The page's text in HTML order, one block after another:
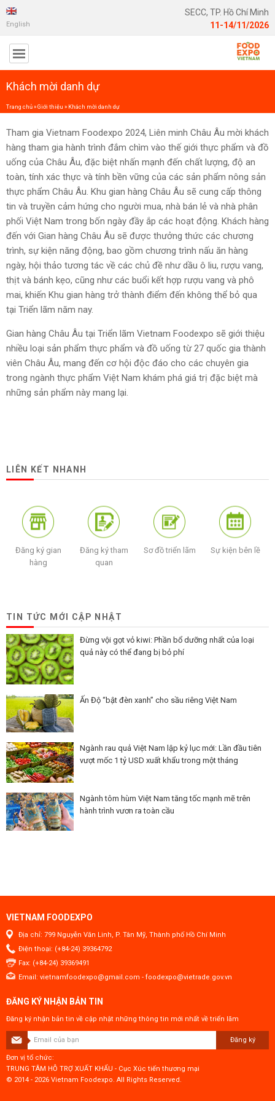
English
SECC, TP. Hồ Chí Minh
11-14/11/2026
Khách mời danh dự
Trang chủ»Giới thiệu » Khách mời danh dự
Tham gia Vietnam Foodexpo 2024, Liên minh Châu Âu mời khách
hàng tham gia hành trình đắm chìm vào thế giới thực phẩm và đồ
uống của Châu Âu, đặc biệt nhấn mạnh đến chất lượng, độ an
toàn, tính xác thực và tính bền vững của các sản phẩm nông sản
thực phẩm Châu Âu. Khu gian hàng Châu Âu sẽ cung cấp thông
tin và truyền cảm hứng cho người mua, nhà bán lẻ và nhà phân
phối Việt Nam trong bốn ngày đầy ắp các hoạt động. Khách hàng
đến với Gian hàng Châu Âu sẽ được thưởng thức các chương
trình, sự kiện năng động, bao gồm chương trình nấu ăn hàng
ngày, hội thảo tương tác về các chủ đề như dầu ô liu, rượu vang,
thịt và bánh kẹo, cũng như các buổi kết hợp rượu vang và phô
mai, khiến Khu gian hàng trở thành điểm đến không thể bỏ qua
tại Triển lãm năm nay.
Gian hàng Châu Âu tại Triển lãm Vietnam Foodexpo sẽ giới thiệu
nhiều loại sản phẩm thực phẩm và đồ uống từ 27 quốc gia thành
viên Châu Âu, mang đến cơ hội độc đáo cho các chuyên gia
trong ngành thực phẩm Việt Nam khám phá giá trị đặc biệt mà
những sản phẩm này mang lại.
LIÊN KẾT NHANH
Đăng ký gian
hàng
Đăng ký tham
quan
Sơ đồ triển lãm Sự kiện bên lề
TIN TỨC MỚI CẬP NHẬT
Đừng vội gọt vỏ kiwi: Phần bổ dưỡng nhất của loại
quả này có thể đang bị bỏ phí
Ấn Độ “bật đèn xanh” cho sầu riêng Việt Nam
Ngành rau quả Việt Nam lập kỷ lục mới: Lần đầu tiên
vượt mốc 1 tỷ USD xuất khẩu trong một tháng
Ngành tôm hùm Việt Nam tăng tốc mạnh mẽ trên
hành trình vươn ra toàn cầu
VIETNAM FOODEXPO
Địa chỉ: 799 Nguyễn Văn Linh, P. Tân Mỹ, Thành phố Hồ Chí Minh
Điện thoại: (+84-24) 39364792
Fax: (+84-24) 39369491
Email: vietnamfoodexpo@gmail.com - foodexpo@vietrade.gov.vn
ĐĂNG KÝ NHẬN BẢN TIN
Đăng ký nhận bản tin về cập nhật những thông tin mới nhất về triển lãm
Đăng ký
Đơn vị tổ chức:
TRUNG TÂM HỖ TRỢ XUẤT KHẨU - Cục Xúc tiến thương mại
© 2014 - 2026 Vietnam Foodexpo. All Rights Reserved.